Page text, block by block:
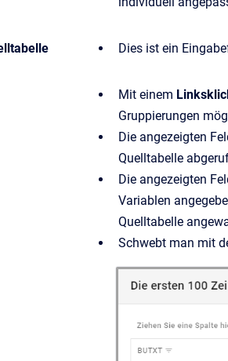
Dies ist ein
Mit einem
Gruppierungen
Die angezeigten
Quelltabelle
Die angezeigten
Variablen
Quelltabelle
Schwebt man mit